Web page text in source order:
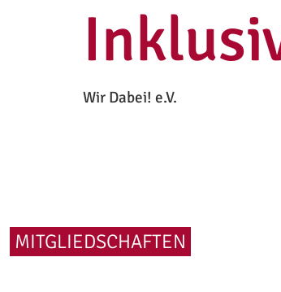
Wir Dabei! e.V.
MITGLIEDSCHAFTEN